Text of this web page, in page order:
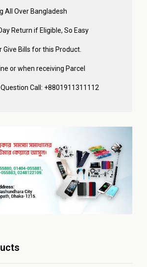
All Over Bangladesh
Return if Eligible, So Easy
Give Bills for this Product.
or when receiving Parcel
Question Call: +8801911311112